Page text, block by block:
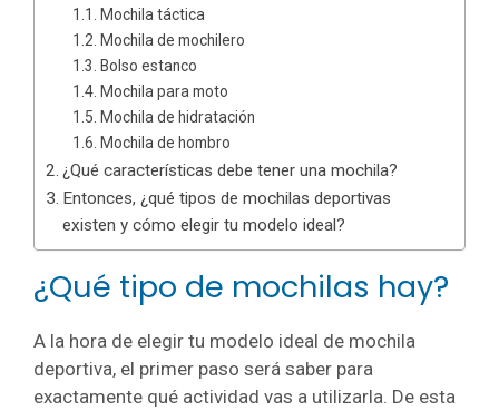
Mochila táctica
Mochila de mochilero
Bolso estanco
Mochila para moto
Mochila de hidratación
Mochila de hombro
¿Qué características debe tener una mochila?
Entonces, ¿qué tipos de mochilas deportivas
existen y cómo elegir tu modelo ideal?
¿Qué tipo de mochilas hay?
A la hora de elegir tu modelo ideal de mochila
deportiva, el primer paso será saber para
exactamente qué actividad vas a utilizarla. De esta